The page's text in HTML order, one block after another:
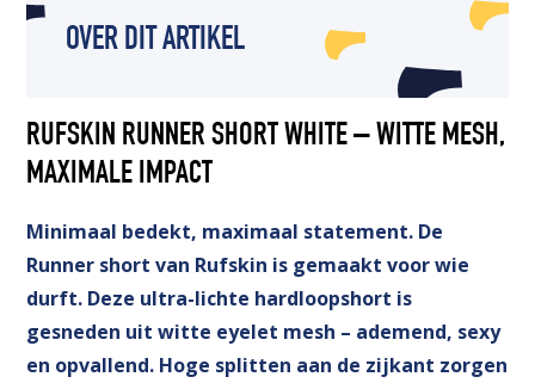
OVER DIT ARTIKEL
RUFSKIN RUNNER SHORT WHITE – WITTE MESH,
MAXIMALE IMPACT
Minimaal bedekt, maximaal statement. De
Runner short van Rufskin is gemaakt voor wie
durft. Deze ultra-lichte hardloopshort is
gesneden uit witte eyelet mesh – ademend, sexy
en opvallend. Hoge splitten aan de zijkant zorgen